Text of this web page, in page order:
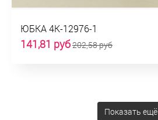
ЮБКА 4К-12976-1
141,81 руб202,58 руб
Показать ещё